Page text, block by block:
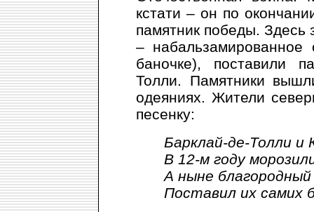
кстати – он по
памятник победы. Здесь
– набальзамированное
баночке), поставили
Толли. Памятники
одеяниях. Жители
песенку:
Барклай-де-Толли и
В 12-м году
А ныне благородный
Поставил их самих